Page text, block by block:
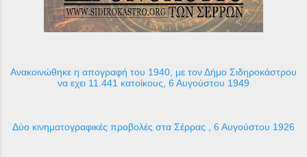
Ανακοινώθηκε η απογραφή του 1940, με τον Δήμο Σιδηροκάστρου
να εχει 11.441 κατοίκους, 6 Αυγούστου 1949
Δύο κινηματογραφικές προβολές στα Σέρρας , 6 Αυγούστου 1926